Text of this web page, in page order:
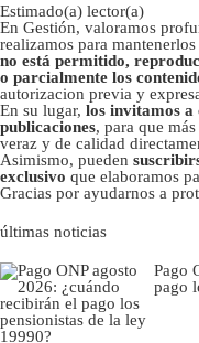
Estimado(a) lector(a)
En Gestión, valoramos
realizamos para
no está permitido,
o parcialmente los
autorizacion previa y
En su lugar, los invitamos a
publicaciones, para que
veraz y de calidad
Asimismo, pueden
exclusivo que elaboramos
Gracias por ayudarnos a
últimas noticias
Pago
pago